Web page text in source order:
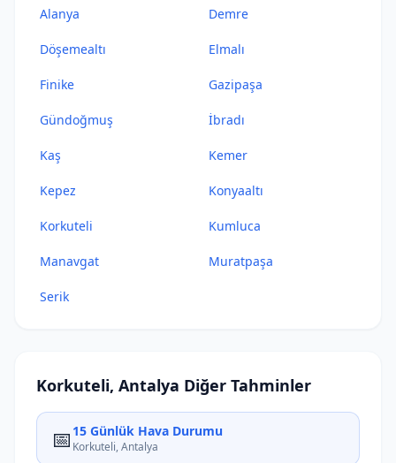
Alanya Demre
Döşemealtı Elmalı
Finike Gazipaşa
Gündoğmuş İbradı
Kaş Kemer
Kepez Konyaaltı
Korkuteli Kumluca
Manavgat Muratpaşa
Serik
Korkuteli, Antalya Diğer Tahminler
📅 15 Günlük Hava Durumu
Korkuteli, Antalya